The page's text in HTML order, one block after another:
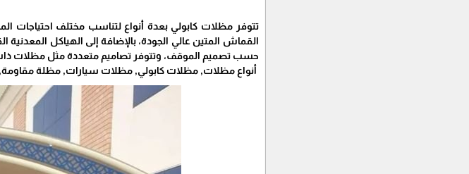
تتوفر مظلات كابولي بعدة أنواع لتناسب مختلف احتياجات
القماش المتين عالي الجودة، بالإضافة إلى الهياكل
حسب تصميم الموقف، وتتوفر تصاميم متعددة مثل مظلات
أنواع مظلات, مظلات كابولي, مظلات سيارات, مظلة